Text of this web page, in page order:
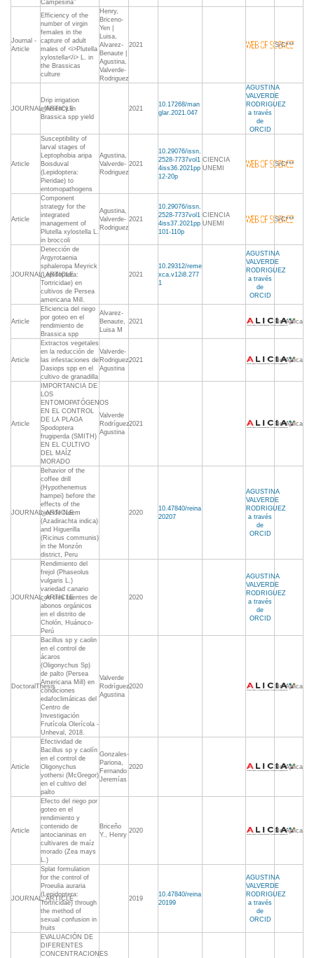
Campesina”
Journal -
Article
Efficiency of the
number of virgin
females in the
capture of adult
males of <i>Plutella
xylostella</i> L. in
the Brassicas
culture
Henry,
Briceno-
Yen |
Luisa,
Alvarez-
Benaute |
Agustina,
Valverde-
Rodriguez
2021 S/C***
JOURNAL_ARTICLE
Drip irrigation
efficiency in
Brassica spp yield
2021
10.17268/man
glar.2021.047
AGUSTINA
VALVERDE
RODRIGUEZ
a través
de
ORCID
Article
Susceptibility of
larval stages of
Leptophobia aripa
Boisduval
(Lepidoptera:
Pieridae) to
entomopathogens
Agustina,
Valverde-
Rodriguez
2021
10.29076/issn.
2528-7737vol1
4iss36.2021pp
12-20p
CIENCIA
UNEMI
S/C***
Article
Component
strategy for the
integrated
management of
Plutella xylostella L.
in broccoli
Agustina,
Valverde-
Rodriguez
2021
10.29076/issn.
2528-7737vol1
4iss37.2021pp
101-110p
CIENCIA
UNEMI
S/C***
JOURNAL_ARTICLE
Detección de
Argyrotaenia
sphaleropa Meyrick
(Lepidoptera:
Tortricidae) en
cultivos de Persea
americana Mill.
2021
10.29312/reme
xca.v12i8.277
1
AGUSTINA
VALVERDE
RODRIGUEZ
a través
de
ORCID
Article
Eficiencia del riego
por goteo en el
rendimiento de
Brassica spp
Alvarez-
Benaute,
Luisa M
2021 No Aplica
Article
Extractos vegetales
en la reducción de
las infestaciones de
Dasiops spp en el
cultivo de granadilla
Valverde-
Rodriguez,
Agustina
2021 No Aplica
Article
IMPORTANCIA DE
LOS
ENTOMOPATÓGENOS
EN EL CONTROL
DE LA PLAGA
Spodoptera
frugiperda (SMITH)
EN EL CULTIVO
DEL MAÍZ
MORADO
Valverde
Rodríguez,
Agustina
2021 No Aplica
JOURNAL_ARTICLE
Behavior of the
coffee drill
(Hypothenemus
hampei) before the
effects of the
biocide Neem
(Azadirachta indica)
and Higuerilla
(Ricinus communis)
in the Monzón
district, Peru
2020
10.47840/reina
20207
AGUSTINA
VALVERDE
RODRIGUEZ
a través
de
ORCID
JOURNAL_ARTICLE
Rendimiento del
frejol (Phaseolus
vulgaris L.)
variedad canario
con tres fuentes de
abonos orgánicos
en el distrito de
Cholón, Huánuco-
Perú
2020
AGUSTINA
VALVERDE
RODRIGUEZ
a través
de
ORCID
DoctoralThesis
Bacillus sp y caolin
en el control de
ácaros
(Oligonychus Sp)
de palto (Persea
Americana Mill) en
condiciones
edafoclimáticas del
Centro de
Investigación
Frutícola Olerícola -
Unheval, 2018.
Valverde
Rodríguez,
Agustina
2020 No Aplica
Article
Efectividad de
Bacillus sp y caolín
en el control de
Oligonychus
yothersi (McGregor)
en el cultivo del
palto
Gonzales-
Pariona,
Fernando
Jeremías
2020 No Aplica
Article
Efecto del riego por
goteo en el
rendimiento y
contenido de
antocianinas en
cultivares de maíz
morado (Zea mays
L.)
Briceño
Y., Henry
2020 No Aplica
JOURNAL_ARTICLE
Splat formulation
for the control of
Proeulia auraria
(Lepidoptera:
Tortricidae) through
the method of
sexual confusion in
fruits
2019
10.47840/reina
20199
AGUSTINA
VALVERDE
RODRIGUEZ
a través
de
ORCID
EVALUACIÓN DE
DIFERENTES
CONCENTRACIONES